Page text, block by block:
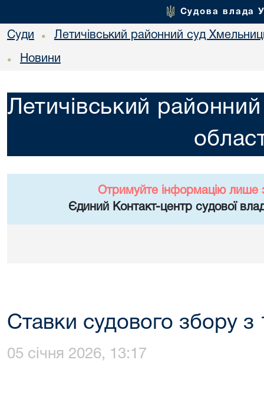
Судова влада
Суди • Летичівський районний суд
• Новини
Летичівський
Отримуйте інформацію лише
Єдиний Контакт-центр судової
Ставки судового збору з
05 січня 2026, 13:17